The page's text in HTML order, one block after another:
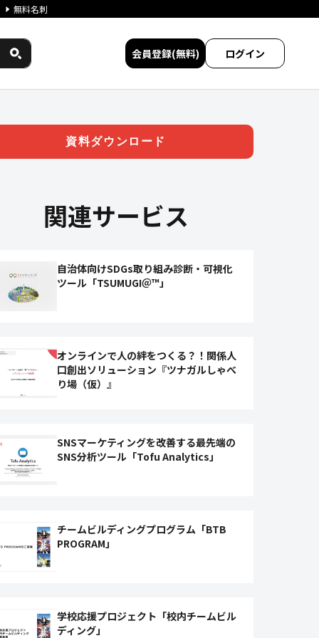
無料名刺
会員登録(無料) ログイン
資料ダウンロード
関連サービス
自治体向けSDGs取り組み診断・可視化
ツール「TSUMUGI＠™」
オンラインで人の絆をつくる？！関係人
口創出ソリューション『ツナガルしゃべ
り場（仮）』
SNSマーケティングを改善する最先端の
SNS分析ツール「Tofu Analytics」
チームビルディングプログラム「BTB
PROGRAM」
学校応援プロジェクト「校内チームビル
ディング」